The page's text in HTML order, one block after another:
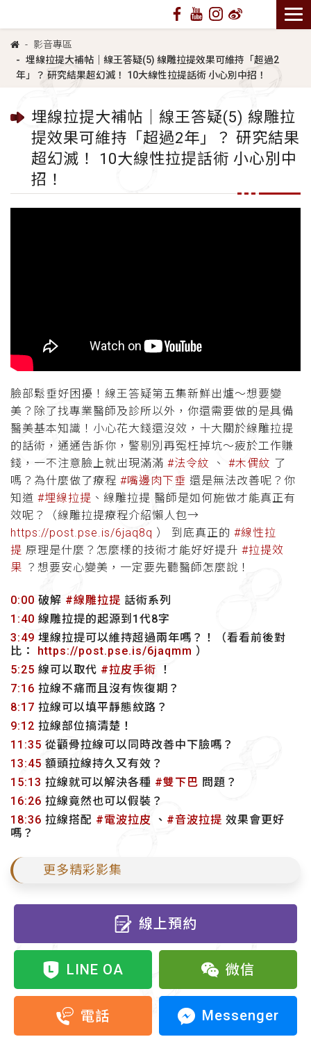
影音專區
埋線拉提大補帖｜線王答疑(5) 線雕拉提效果可維持「超過2
年」？ 研究結果超幻滅！ 10大線性拉提話術 小心別中招！
埋線拉提大補帖｜線王答疑(5) 線雕拉
提效果可維持「超過2年」？ 研究結果
超幻滅！ 10大線性拉提話術 小心別中
招！
臉部鬆垂好困擾！線王答疑第五集新鮮出爐～想要變
美？除了找專業醫師及診所以外，你還需要做的是具備
醫美基本知識！小心花大錢還沒效，十大關於線雕拉提
的話術，通通告訴你，警剔別再冤枉掉坑～疲於工作賺
錢，一不注意臉上就出現滿滿 #法令紋 、 #木偶紋 了
嗎？為什麼做了療程 #嘴邊肉下垂 還是無法改善呢？你
知道 #埋線拉提 、線雕拉提 醫師是如何施做才能真正有
效呢？（線雕拉提療程介紹懶人包→
https://post.pse.is/6jaq8q ） 到底真正的 #線性拉
提 原理是什麼？怎麼樣的技術才能好好提升 #拉提效
果 ？想要安心變美，一定要先聽醫師怎麼說！
0:00 破解 #線雕拉提 話術系列
1:40 線雕拉提的起源到1代8字
3:49 埋線拉提可以維持超過兩年嗎？！（看看前後對
比： https://post.pse.is/6jaqmm ）
5:25 線可以取代 #拉皮手術 ！
7:16 拉線不痛而且沒有恢復期？
8:17 拉線可以填平靜態紋路？
9:12 拉線部位搞清楚！
11:35 從顴骨拉線可以同時改善中下臉嗎？
13:45 額頭拉線持久又有效？
15:13 拉線就可以解決各種 #雙下巴 問題？
16:26 拉線竟然也可以假裝？
18:36 拉線搭配 #電波拉皮 、 #音波拉提 效果會更好
嗎？
更多精彩影集
線上預約
LINE OA 微信
電話 Messenger